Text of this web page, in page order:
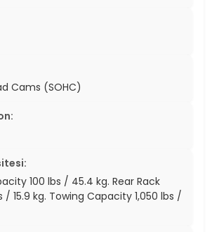
Cams (SOHC)
100 lbs / 45.4 kg. Rear Rack
15.9 kg. Towing Capacity 1,050 lbs /